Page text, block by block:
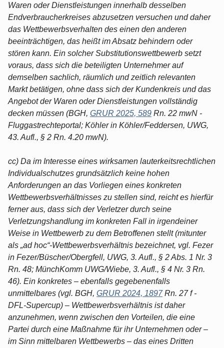
Waren oder Dienstleistungen innerhalb desselben
Endverbraucherkreises abzusetzen versuchen und daher
das Wettbewerbsverhalten des einen den anderen
beeinträchtigen, das heißt im Absatz behindern oder
stören kann. Ein solcher Substitutionswettbewerb setzt
voraus, dass sich die beteiligten Unternehmer auf
demselben sachlich, räumlich und zeitlich relevanten
Markt betätigen, ohne dass sich der Kundenkreis und das
Angebot der Waren oder Dienstleistungen vollständig
decken müssen (BGH, GRUR 2025, 589 Rn. 22 mwN -
Fluggastrechteportal; Köhler in Köhler/Feddersen, UWG,
43. Aufl., § 2 Rn. 4.20 mwN).
cc) Da im Interesse eines wirksamen lauterkeitsrechtlichen
Individualschutzes grundsätzlich keine hohen
Anforderungen an das Vorliegen eines konkreten
Wettbewerbsverhältnisses zu stellen sind, reicht es hierfür
ferner aus, dass sich der Verletzer durch seine
Verletzungshandlung im konkreten Fall in irgendeiner
Weise in Wettbewerb zu dem Betroffenen stellt (mitunter
als „ad hoc“-Wettbewerbsverhältnis bezeichnet, vgl. Fezer
in Fezer/Büscher/Obergfell, UWG, 3. Aufl., § 2 Abs. 1 Nr. 3
Rn. 48; MünchKomm UWG/Wiebe, 3. Aufl., § 4 Nr. 3 Rn.
46). Ein konkretes – ebenfalls gegebenenfalls
unmittelbares (vgl. BGH, GRUR 2024, 1897Rn. 27 f -
DFL-Supercup) – Wettbewerbsverhältnis ist daher
anzunehmen, wenn zwischen den Vorteilen, die eine
Partei durch eine Maßnahme für ihr Unternehmen oder –
im Sinn mittelbaren Wettbewerbs – das eines Dritten